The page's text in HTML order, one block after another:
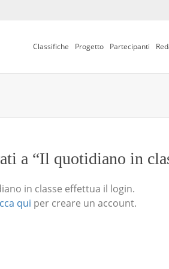
Classifiche Progetto Partecipanti
a “Il quotidiano in
in classe effettua il login.
qui per creare un account.